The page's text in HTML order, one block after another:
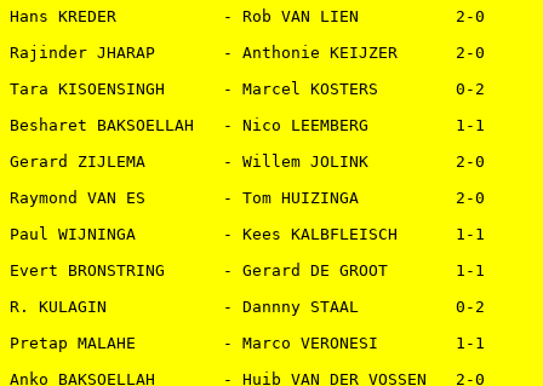
Hans KREDER           - Rob VAN LIEN          2-0
Rajinder JHARAP       - Anthonie KEIJZER      2-0
Tara KISOENSINGH      - Marcel KOSTERS        0-2
Besharet BAKSOELLAH   - Nico LEEMBERG         1-1
Gerard ZIJLEMA        - Willem JOLINK         2-0
Raymond VAN ES        - Tom HUIZINGA          2-0
Paul WIJNINGA         - Kees KALBFLEISCH      1-1
Evert BRONSTRING      - Gerard DE GROOT       1-1
R. KULAGIN            - Dannny STAAL          0-2
Pretap MALAHE         - Marco VERONESI        1-1
Anko BAKSOELLAH       - Huib VAN DER VOSSEN   2-0